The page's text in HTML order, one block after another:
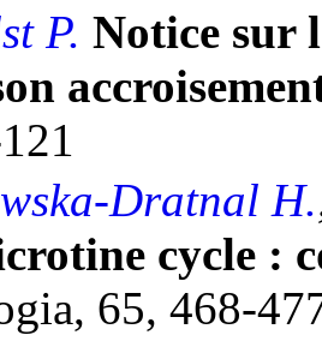
P. Notice sur
Dratnal H.
cycle :
65, 468-